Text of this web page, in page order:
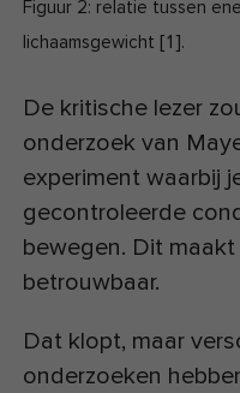
Figuur 2: relatie tussen
lichaamsgewicht [1].
De kritische lezer
onderzoek van
experiment waarbij
gecontroleerde
bewegen. Dit
betrouwbaar.
Dat klopt, maar
onderzoeken